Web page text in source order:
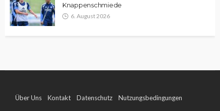
Knappenschmiede
6. August 2026
Über Uns Kontakt Datenschutz Nutzungsbedingungen